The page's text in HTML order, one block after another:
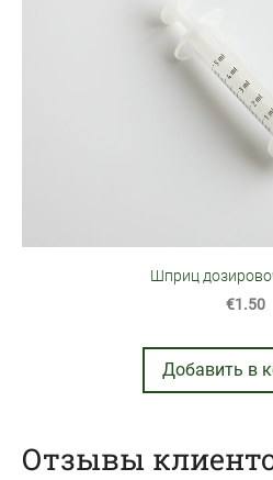
Шприц
€1.50
Добавить в
Отзывы